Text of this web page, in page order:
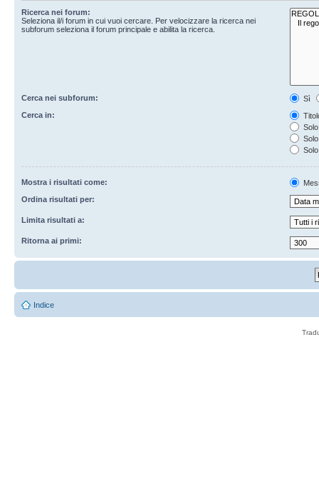
Ricerca nei forum:
Seleziona il/i forum in cui vuoi cercare. Per velocizzare la ricerca nei
subforum seleziona il forum principale e abilita la ricerca.
Cerca nei subforum:
Sì
Cerca in:
Mostra i risultati come:
Ordina risultati per:
Limita risultati a:
Ritorna ai primi:
Indice